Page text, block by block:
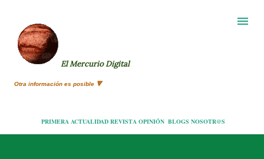
El Mercurio Digital
Otra información es posible 🔻
PRIMERA ACTUALIDAD REVISTA OPINIÓN BLOGS NOSOTR@S